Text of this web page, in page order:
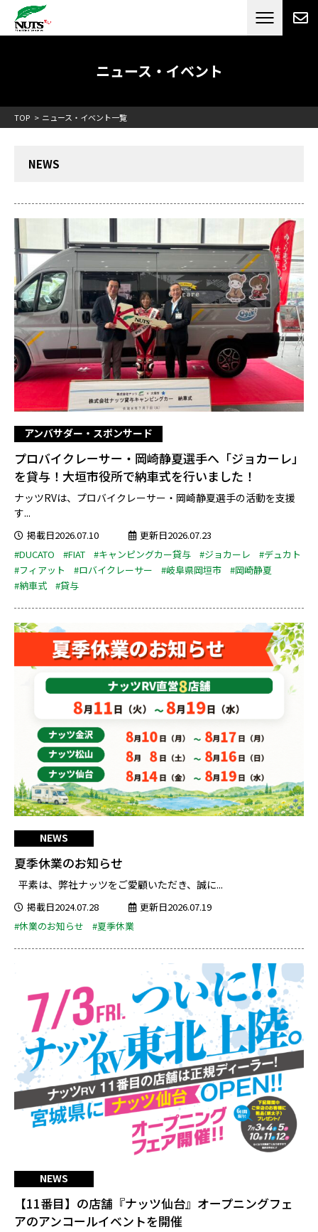
日本最大級のキャンピングカーメーカー
RV[テレビCM放送]
ニュース・イベント
TOP ニュース・イベント一覧
NEWS
アンバサダー・スポンサード
プロバイクレーサー・岡崎静夏選手へ「ジョカーレ」
を貸与！大垣市役所で納車式を行いました！
ナッツRVは、プロバイクレーサー・岡崎静夏選手の活動を支援
す...
掲載日2026.07.10
更新日2026.07.23
#DUCATO
#FIAT #キャンピングカー貸与 #ジョカーレ
#デュカト
#フィアット
#ロバイクレーサー #岐阜県岡垣市
#岡崎静夏
#納車式
#貸与
NEWS
夏季休業のお知らせ
平素は、弊社ナッツをご愛顧いただき、誠に...
掲載日2024.07.28
更新日2026.07.19
#休業のお知らせ
#夏季休業
NEWS
【11番目】の店舗『ナッツ仙台』オープニングフェ
アのアンコールイベントを開催